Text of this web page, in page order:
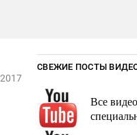
СВЕЖИЕ ПОСТЫ
Все